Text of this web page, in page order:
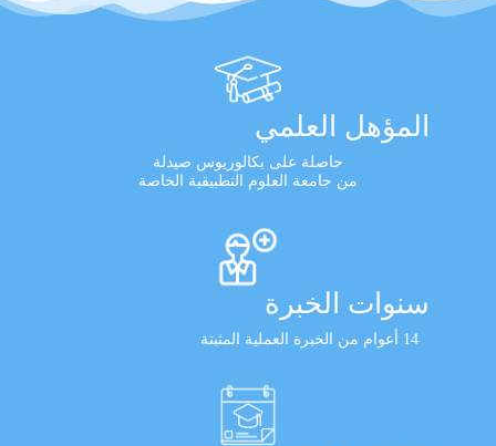
المؤهل العلمي
حاصلة على بكالوريوس صيدلة
من جامعة العلوم التطبيقية الخاصة
سنوات الخبرة
14 أعوام من الخبرة العملية المثبتة